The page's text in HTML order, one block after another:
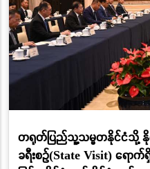
တရုတ်ပြည်သူ့သမ္မတနိုင်ငံသို့ နို
ခရီးစဉ်(State Visit) ရေ